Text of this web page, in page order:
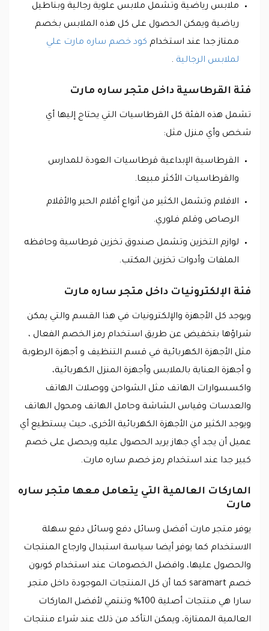
ملابس رياضية وتشمل ملابس علوية رجالية وبناطيل
رياضية ويمكن الحصول على كل هذه الملابس بخصم
ممتاز جدا عند استخدام كود خصم ساره مارت علي
لملابس الرجالية .
فئة القرطاسية داخل متجر ساره مارت
تشمل هذه الفئة كل القرطاسيات التي يحتاج إليها أي
شخص وأي منزل مثل:
القرطاسية الإبداعية قرطاسيات العودة للمدارس
والقرطاسيات الأكثر مبيعا.
الافلام وتشمل الكثير من أنواع أقلام الحبر والأقلام
الرصاص وقلم فلوري.
لوازم التخزين وتشمل صندوق تخزين قرطاسية وحافظه
الملفات وأدوات تخزين المكتب.
فئة الإلكترونيات داخل متجر ساره مارت
ويوجد كل الأجهزة والإلكترونيات في هذا القسم والتي يمكن
شراؤها بتخفيض عن طريق استخدام رمز الخصم الفعال ،
مثل الأجهزة الكهربائية في قسم التنظيف و أجهزة الرطوبة
و أجهزة العناية بالملابس وأجهزة المنزل الكهربائية،
واكسسوارات الهاتف مثل الشواحن ووصلات الهاتف
والعدسات وقياس الشاشة وحامل الهاتف ومحول الهاتف
ويوجد الكثير من الأجهزة الكهربائية الأخرى، حيث يستطيع أي
عميل أن يجد أي جهاز يريد الحصول عليه ويحصل على خصم
كبير جدا عند استخدام رمز خصم ساره مارت.
الماركات العالمية التي يتعامل معها متجر ساره
مارت
يوفر متجر مارت أفضل وسائل دفع وسائل دفع سهلة
الاستخدام كما يوفر أيضا سياسة استبدال وارجاع المنتجات
والحصول عليها، وافضل الخصومات عند استخدام كوبون
خصم saramart كما أن كل المنتجات الموجودة داخل متجر
سارا هي منتجات أصلية 100% وتنتمي لأفضل الماركات
العالمية الممتازة، ويمكن التأكد من ذلك عند شراء منتجات